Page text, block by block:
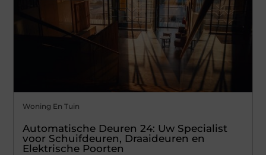
Woning En Tuin
Automatische Deuren 24: Uw Specialist
voor Schuifdeuren, Draaideuren en
Elektrische Poorten